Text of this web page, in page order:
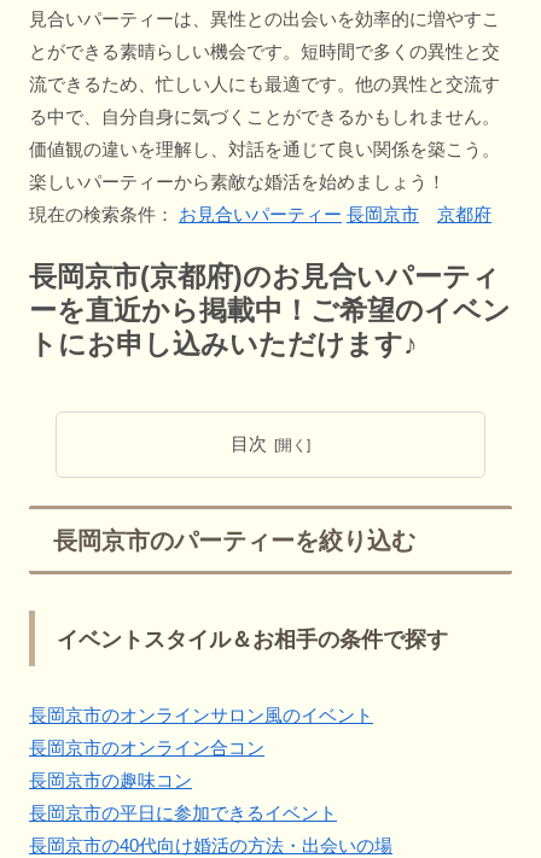
見合いパーティーは、異性との出会いを効率的に増やすこ
とができる素晴らしい機会です。短時間で多くの異性と交
流できるため、忙しい人にも最適です。他の異性と交流す
る中で、自分自身に気づくことができるかもしれません。
価値観の違いを理解し、対話を通じて良い関係を築こう。
楽しいパーティーから素敵な婚活を始めましょう！
現在の検索条件： お見合いパーティー 長岡京市 京都府
長岡京市(京都府)のお見合いパーティ
ーを直近から掲載中！ご希望のイベン
トにお申し込みいただけます♪
目次
長岡京市のパーティーを絞り込む
イベントスタイル＆お相手の条件で探す
長岡京市のオンラインサロン風のイベント
長岡京市のオンライン合コン
長岡京市の趣味コン
長岡京市の平日に参加できるイベント
長岡京市の40代向け婚活の方法・出会いの場